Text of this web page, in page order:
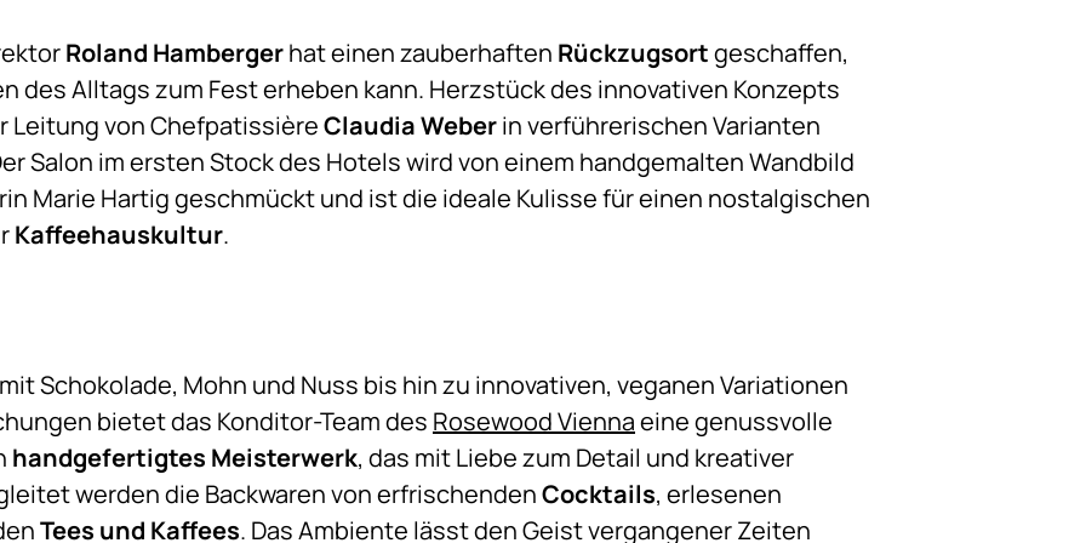
Roland Hambergerhat einen zauberhaften Rückzugsortgeschaffen,
des Alltags zum Fest erheben kann. Herzstück des innovativen Konzepts
Leitung von ChefpatissièreClaudia Weberin verführerischen Varianten
Salon im ersten Stock des Hotels wird von einem handgemalten Wandbild
Marie Hartig geschmückt und ist die ideale Kulisse für einen nostalgischen
Kaffeehauskultur.
Schokolade, Mohn und Nuss bis hin zu innovativen, veganen Variationen
bietet das Konditor-Team des Rosewood Viennaeine genussvolle
handgefertigtes Meisterwerk, das mit Liebe zum Detail und kreativer
werden die Backwaren von erfrischendenCocktails, erlesenen
Tees und Kaffees. Das Ambiente lässt den Geist vergangener Zeiten